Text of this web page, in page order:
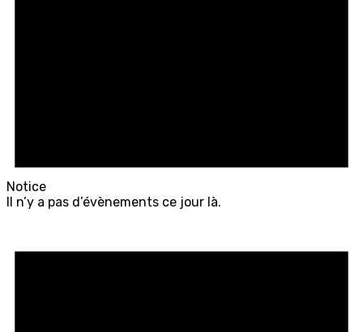
Notice
Il n’y a pas d’évènements ce jour là.